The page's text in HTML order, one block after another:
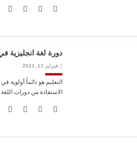
دورة لغة انجليزية
فبراير 13, 2023
التعليم هو دائماً أولوية
الاستفادة من دورات اللغة